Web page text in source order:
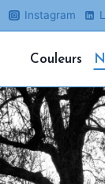
Instagram
Couleurs